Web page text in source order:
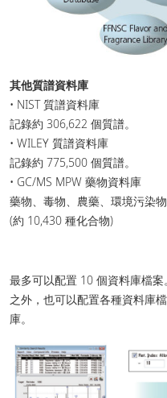
其他質譜資料庫
• NIST 質譜資料庫
記錄約 306,622 個質譜。
• WILEY 質譜資料庫
記錄約 775,500 個質譜。
• GC/MS MPW 藥物資料庫
藥物、毒物、農藥、環境污染物
(約 10,430 種化合物)
最多可以配置 10 個資料庫檔
之外，也可以配置各種資料庫
庫。